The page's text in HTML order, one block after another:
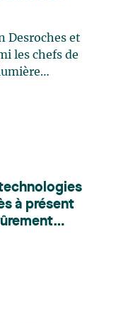
Desroches et
les chefs de
Valérie
de droit
une
cadre d’enjeux
de
les dossiers
de leurs
à présent